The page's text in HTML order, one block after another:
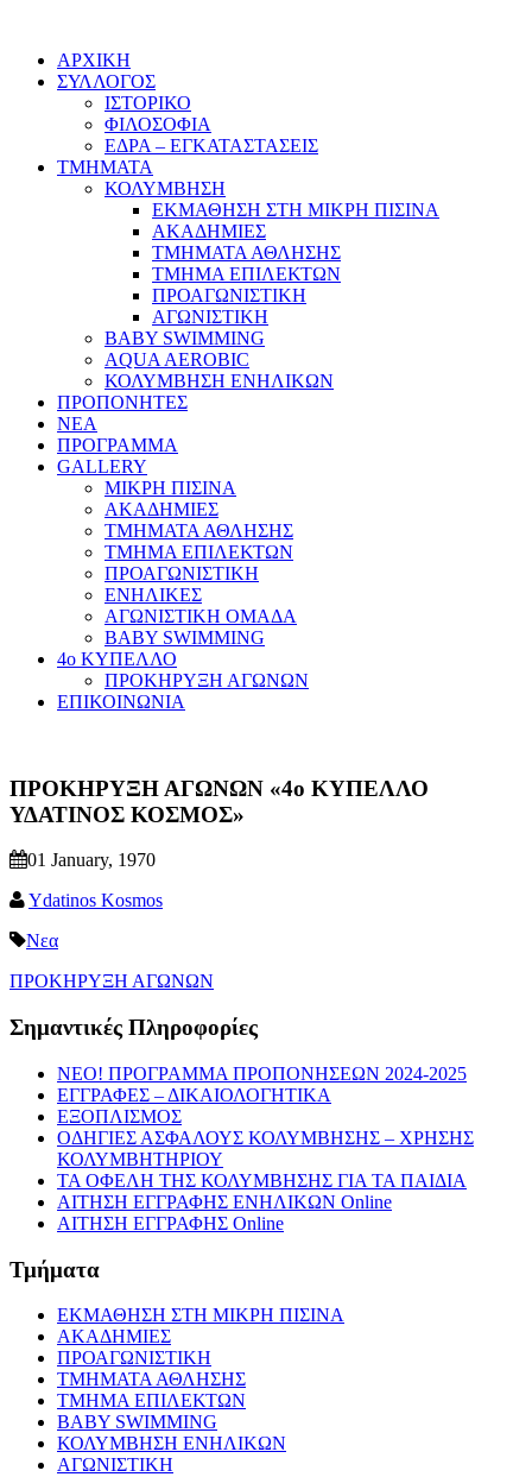
ΑΡΧΙΚΗ
ΣΥΛΛΟΓΟΣ
ΙΣΤΟΡΙΚΟ
ΦΙΛΟΣΟΦΙΑ
ΕΔΡΑ – ΕΓΚΑΤΑΣΤΑΣΕΙΣ
ΤΜΗΜΑΤΑ
ΚΟΛΥΜΒΗΣΗ
ΕΚΜΑΘΗΣΗ ΣΤΗ ΜΙΚΡΗ ΠΙΣΙΝΑ
ΑΚΑΔΗΜΙΕΣ
ΤΜΗΜΑΤΑ ΑΘΛΗΣΗΣ
ΤΜΗΜΑ ΕΠΙΛΕΚΤΩΝ
ΠΡΟΑΓΩΝΙΣΤΙΚΗ
ΑΓΩΝΙΣΤΙΚΗ
BABY SWIMMING
AQUA AEROBIC
ΚΟΛΥΜΒΗΣΗ ΕΝΗΛΙΚΩΝ
ΠΡΟΠΟΝΗΤΕΣ
ΝΕΑ
ΠΡΟΓΡΑΜΜΑ
GALLERY
ΜΙΚΡΗ ΠΙΣΙΝΑ
ΑΚΑΔΗΜΙΕΣ
ΤΜΗΜΑΤΑ ΑΘΛΗΣΗΣ
ΤΜΗΜΑ ΕΠΙΛΕΚΤΩΝ
ΠΡΟΑΓΩΝΙΣΤΙΚΗ
ΕΝΗΛΙΚΕΣ
ΑΓΩΝΙΣΤΙΚΗ ΟΜΑΔΑ
BABY SWIMMING
4ο ΚΥΠΕΛΛΟ
ΠΡΟΚΗΡΥΞΗ ΑΓΩΝΩΝ
ΕΠΙΚΟΙΝΩΝΙΑ
ΠΡΟΚΗΡΥΞΗ ΑΓΩΝΩΝ «4ο ΚΥΠΕΛΛΟ
ΥΔΑΤΙΝΟΣ ΚΟΣΜΟΣ»
01 January, 1970
Ydatinos Kosmos
Νεα
ΠΡΟΚΗΡΥΞΗ ΑΓΩΝΩΝ
Σημαντικές Πληροφορίες
NEO! ΠΡΟΓΡΑΜΜΑ ΠΡΟΠΟΝΗΣΕΩΝ 2024-2025
ΕΓΓΡΑΦΕΣ – ΔΙΚΑΙΟΛΟΓΗΤΙΚΑ
ΕΞΟΠΛΙΣΜΟΣ
ΟΔΗΓΙΕΣ ΑΣΦΑΛΟΥΣ ΚΟΛΥΜΒΗΣΗΣ – ΧΡΗΣΗΣ
ΚΟΛΥΜΒΗΤΗΡΙΟΥ
ΤΑ ΟΦΕΛΗ ΤΗΣ ΚΟΛΥΜΒΗΣΗΣ ΓΙΑ ΤΑ ΠΑΙΔΙΑ
ΑΙΤΗΣΗ ΕΓΓΡΑΦΗΣ ΕΝΗΛΙΚΩΝ Online
ΑΙΤΗΣΗ ΕΓΓΡΑΦΗΣ Online
Τμήματα
ΕΚΜΑΘΗΣΗ ΣΤΗ ΜΙΚΡΗ ΠΙΣΙΝΑ
ΑΚΑΔΗΜΙΕΣ
ΠΡΟΑΓΩΝΙΣΤΙΚΗ
ΤΜΗΜΑΤΑ ΑΘΛΗΣΗΣ
ΤΜΗΜΑ ΕΠΙΛΕΚΤΩΝ
BABY SWIMMING
ΚΟΛΥΜΒΗΣΗ ΕΝΗΛΙΚΩΝ
ΑΓΩΝΙΣΤΙΚΗ